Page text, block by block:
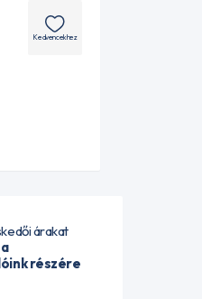
Kedvencekhez
árakat
részére